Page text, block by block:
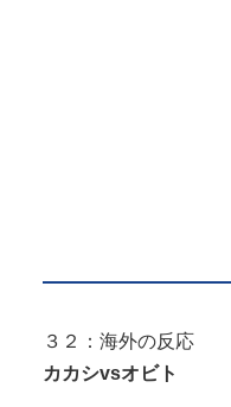
３２：海外の反応
カカシvsオビト